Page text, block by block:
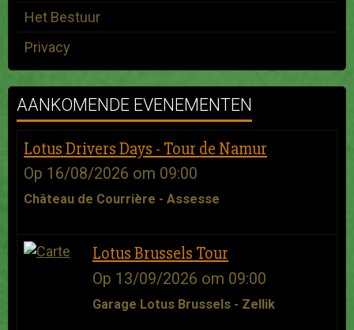
Het Bestuur
Privacy
AANKOMENDE EVENEMENTEN
Lotus Drivers Days - Tour de Namur
Op 16/08/2026 om 09:00
Château de Courrière - Assesse
Lotus Brussels Tour
Op 13/09/2026 om 09:00
Garage Lotus Brussels - Zellik